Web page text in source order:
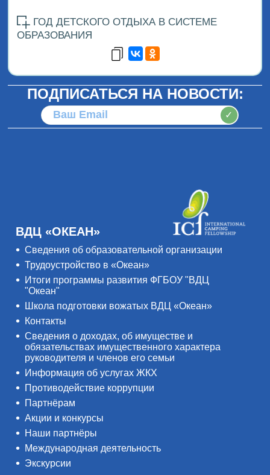
ГОД ДЕТСКОГО ОТДЫХА В СИСТЕМЕ
ОБРАЗОВАНИЯ
ПОДПИСАТЬСЯ НА НОВОСТИ:
✓
ВДЦ «ОКЕАН»
Сведения об образовательной организации
Трудоустройство в «Океан»
Итоги программы развития ФГБОУ "ВДЦ
"Океан"
Школа подготовки вожатых ВДЦ «Океан»
Контакты
Сведения о доходах, об имуществе и
обязательствах имущественного характера
руководителя и членов его семьи
Информация об услугах ЖКХ
Противодействие коррупции
Партнёрам
Акции и конкурсы
Наши партнёры
Международная деятельность
Экскурсии